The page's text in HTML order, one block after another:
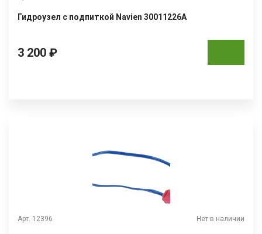
Гидроузел с подпиткой Navien 30011226A
3 200 ₽
Арт. 12396 Нет в наличии